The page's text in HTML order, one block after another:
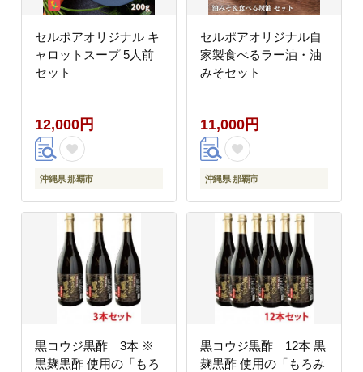
セルポアオリジナル キ
ャロットスープ 5人前
セット
12,000円
沖縄県 那覇市
セルポアオリジナル自
家製食べるラー油・油
みそセット
11,000円
沖縄県 那覇市
黒コウジ黒酢 3本 ※
黒麹黒酢 使用の「もろ
黒コウジ黒酢 12本 黒
麹黒酢 使用の「もろみ